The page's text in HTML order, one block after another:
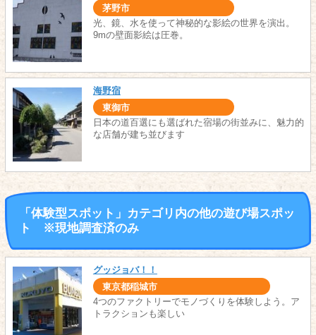
茅野市
光、鏡、水を使って神秘的な影絵の世界を演出。
9mの壁面影絵は圧巻。
海野宿
東御市
日本の道百選にも選ばれた宿場の街並みに、魅力的
な店舗が建ち並びます
「体験型スポット」カテゴリ内の他の遊び場スポッ
ト ※現地調査済のみ
グッジョバ！！
東京都稲城市
4つのファクトリーでモノづくりを体験しよう。ア
トラクションも楽しい